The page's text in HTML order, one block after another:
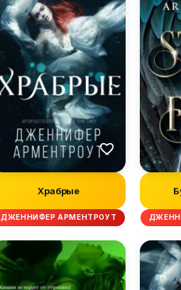
Храбрые
ДЖЕННИФЕР АРМЕНТРОУТ